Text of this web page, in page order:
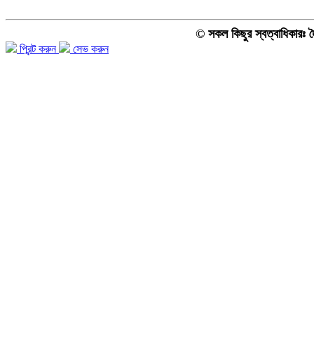
© সকল কিছুর স্বত্বাধিকারঃ
প্রিন্ট করুন সেভ করুন